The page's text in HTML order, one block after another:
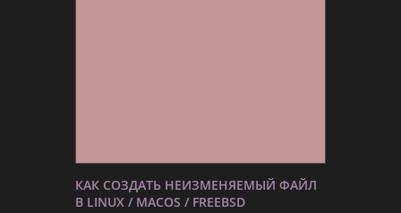
КАК СОЗДАТЬ НЕИЗМЕНЯЕМЫЙ ФАЙЛ
В LINUX / MACOS / FREEBSD